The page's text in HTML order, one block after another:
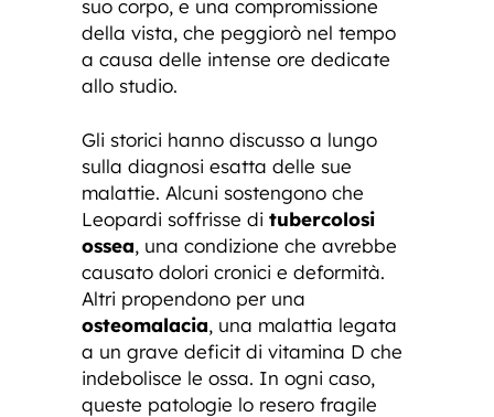
suo corpo, e una compromissione
della vista, che peggiorò nel tempo
a causa delle intense ore dedicate
allo studio.
Gli storici hanno discusso a lungo
sulla diagnosi esatta delle sue
malattie. Alcuni sostengono che
Leopardi soffrisse di tubercolosi
ossea, una condizione che avrebbe
causato dolori cronici e deformità.
Altri propendono per una
osteomalacia, una malattia legata
a un grave deficit di vitamina D che
indebolisce le ossa. In ogni caso,
queste patologie lo resero fragile